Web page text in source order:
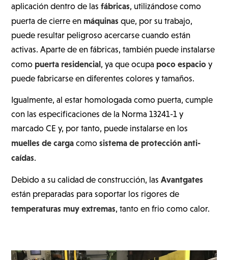
aplicación dentro de lasfábricas, utilizándose como
puerta de cierre en máquinas que, por su trabajo,
puede resultar peligroso acercarse cuando están
activas. Aparte de en fábricas, también puede instalarse
como puerta residencial, ya que ocupa poco espacio y
puede fabricarse en diferentes colores y tamaños.
Igualmente, al estar homologada como puerta, cumple
con las especificaciones de la Norma 13241-1 y
marcado CE y, por tanto, puede instalarse en los
muelles de carga comosistema de protección anti-
caídas.
Debido a su calidad de construcción, lasAvantgates
están preparadas para soportar los rigores de
temperaturas muy extremas, tanto en frio como calor.